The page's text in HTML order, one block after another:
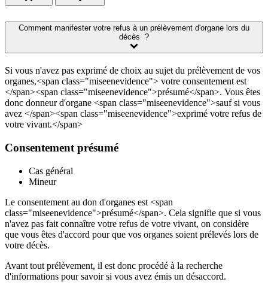
Comment manifester votre refus à un prélèvement d'organe lors du
décès ?
Si vous n'avez pas exprimé de choix au sujet du prélèvement de vos
organes,<span class="miseenevidence"> votre consentement est
</span><span class="miseenevidence">présumé</span>. Vous êtes
donc donneur d'organe <span class="miseenevidence">sauf si vous
avez </span><span class="miseenevidence">exprimé votre refus de
votre vivant.</span>
Consentement présumé
Cas général
Mineur
Le consentement au don d'organes est <span
class="miseenevidence">présumé</span>. Cela signifie que si vous
n'avez pas fait connaître votre refus de votre vivant, on considère
que vous êtes d'accord pour que vos organes soient prélevés lors de
votre décès.
Avant tout prélèvement, il est donc procédé à la recherche
d'informations pour savoir si vous avez émis un désaccord.